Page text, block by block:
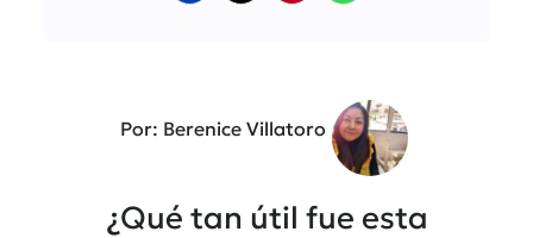
Por: Berenice Villatoro
¿Qué tan útil fue esta